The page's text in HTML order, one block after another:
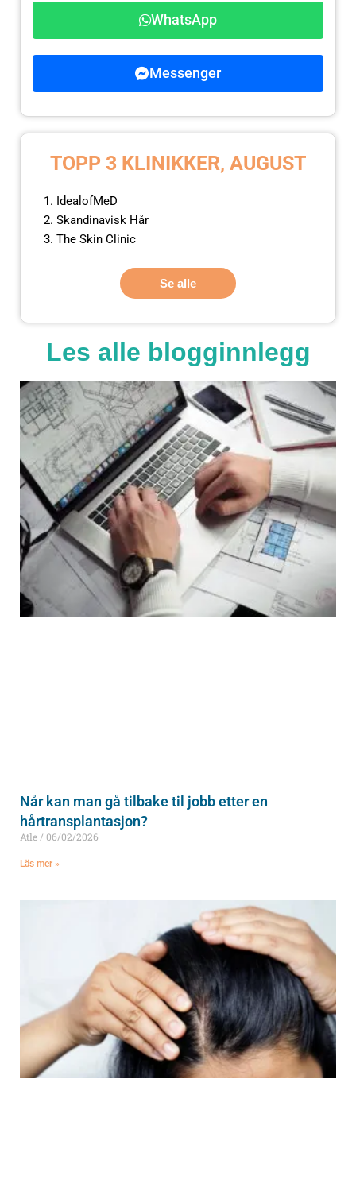
WhatsApp
Messenger
TOPP 3 KLINIKKER, AUGUST
IdealofMeD
Skandinavisk Hår
The Skin Clinic
Se alle
Les alle blogginnlegg
Når kan man gå tilbake til jobb etter en
hårtransplantasjon?
Atle 06/02/2026
Läs mer »